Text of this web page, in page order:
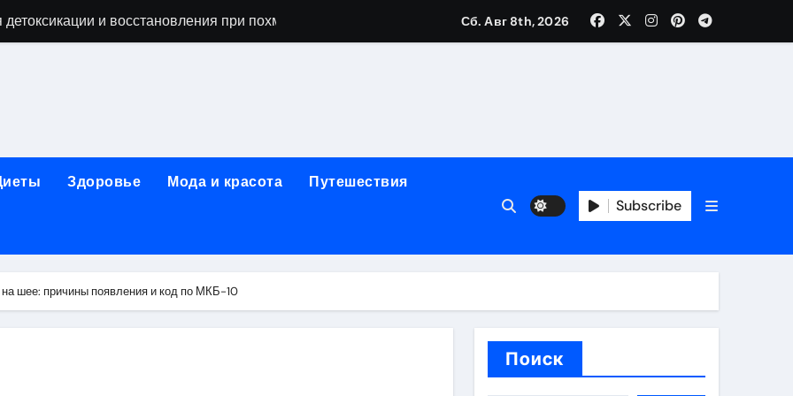
и восстановления при похмельном синдроме
подготовка и расшифровка результатов
по бережному отношению к себе
подготовка и ориентировочная стоимость исследования
порядок консультации и подготовка
Сб. Авг 8th, 2026
Здоровье Мода и красота Путешествия
Subscribe
шее: причины появления и код по МКБ-10
Поиск